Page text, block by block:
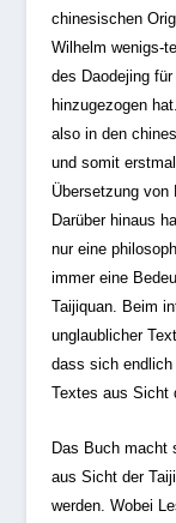
chinesischen
Wilhelm wenigs-
des Daodejing
hinzugezogen
also in den
und somit
Übersetzung von
Darüber hinaus
nur eine
immer eine
Taijiquan. Beim
unglaublicher
dass sich
Textes aus Sicht
Das Buch macht
aus Sicht der
werden. Wobei